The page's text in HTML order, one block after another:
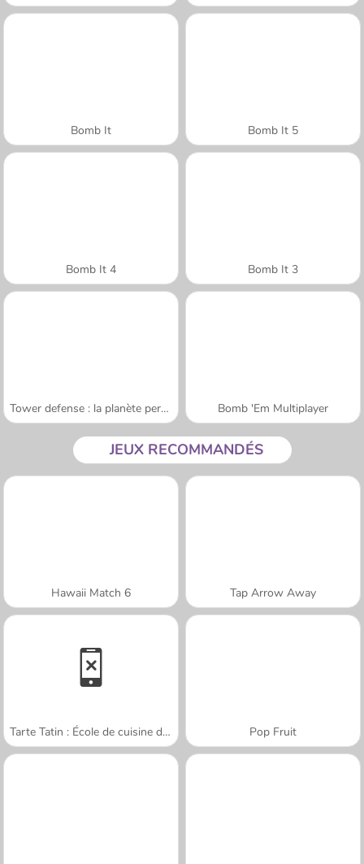
Bomb It Bomb It 5
Bomb It 4 Bomb It 3
Tower defense : la planète perdue Bomb 'Em Multiplayer
JEUX RECOMMANDÉS
Hawaii Match 6 Tap Arrow Away
Tarte Tatin : École de cuisine de Sara Pop Fruit